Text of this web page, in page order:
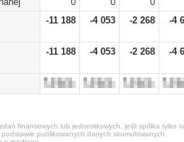
-11 188 -4 053 -2 268 -4
-11 188 -4 053 -2 268 -4
finansowych lub jednostkowych, jeśli spółka tylko
publikowanych danych skumulowanych.